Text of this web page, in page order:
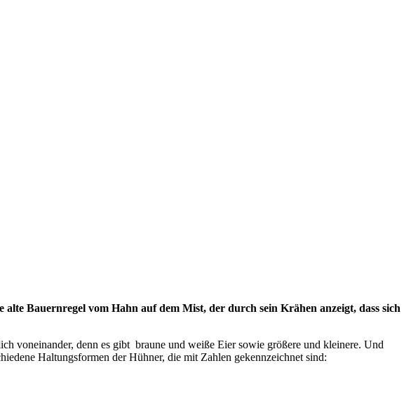
Bauernregel vom Hahn auf dem Mist, der durch sein Krähen anzeigt, dass sich
voneinander, denn es gibt braune und weiße Eier sowie größere und kleinere. Und
Haltungsformen der Hühner, die mit Zahlen gekennzeichnet sind: